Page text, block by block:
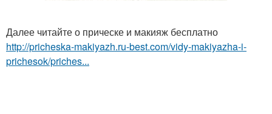
Далее читайте о прическе и макияж бесплатно
http://pricheska-makiyazh.ru-best.com/vidy-makiyazha-i-
prichesok/priches...